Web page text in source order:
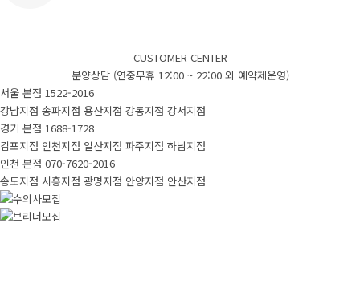
CUSTOMER CENTER
분양상담 (연중무휴 12:00 ~ 22:00 외 예약제운영)
서울 본점 1522-2016
강남지점 송파지점 용산지점 강동지점 강서지점
경기 본점 1688-1728
김포지점 인천지점 일산지점 파주지점 하남지점
인천 본점 070-7620-2016
송도지점 시흥지점 광명지점 안양지점 안산지점
새로운입양견 모든입양견
입양후기